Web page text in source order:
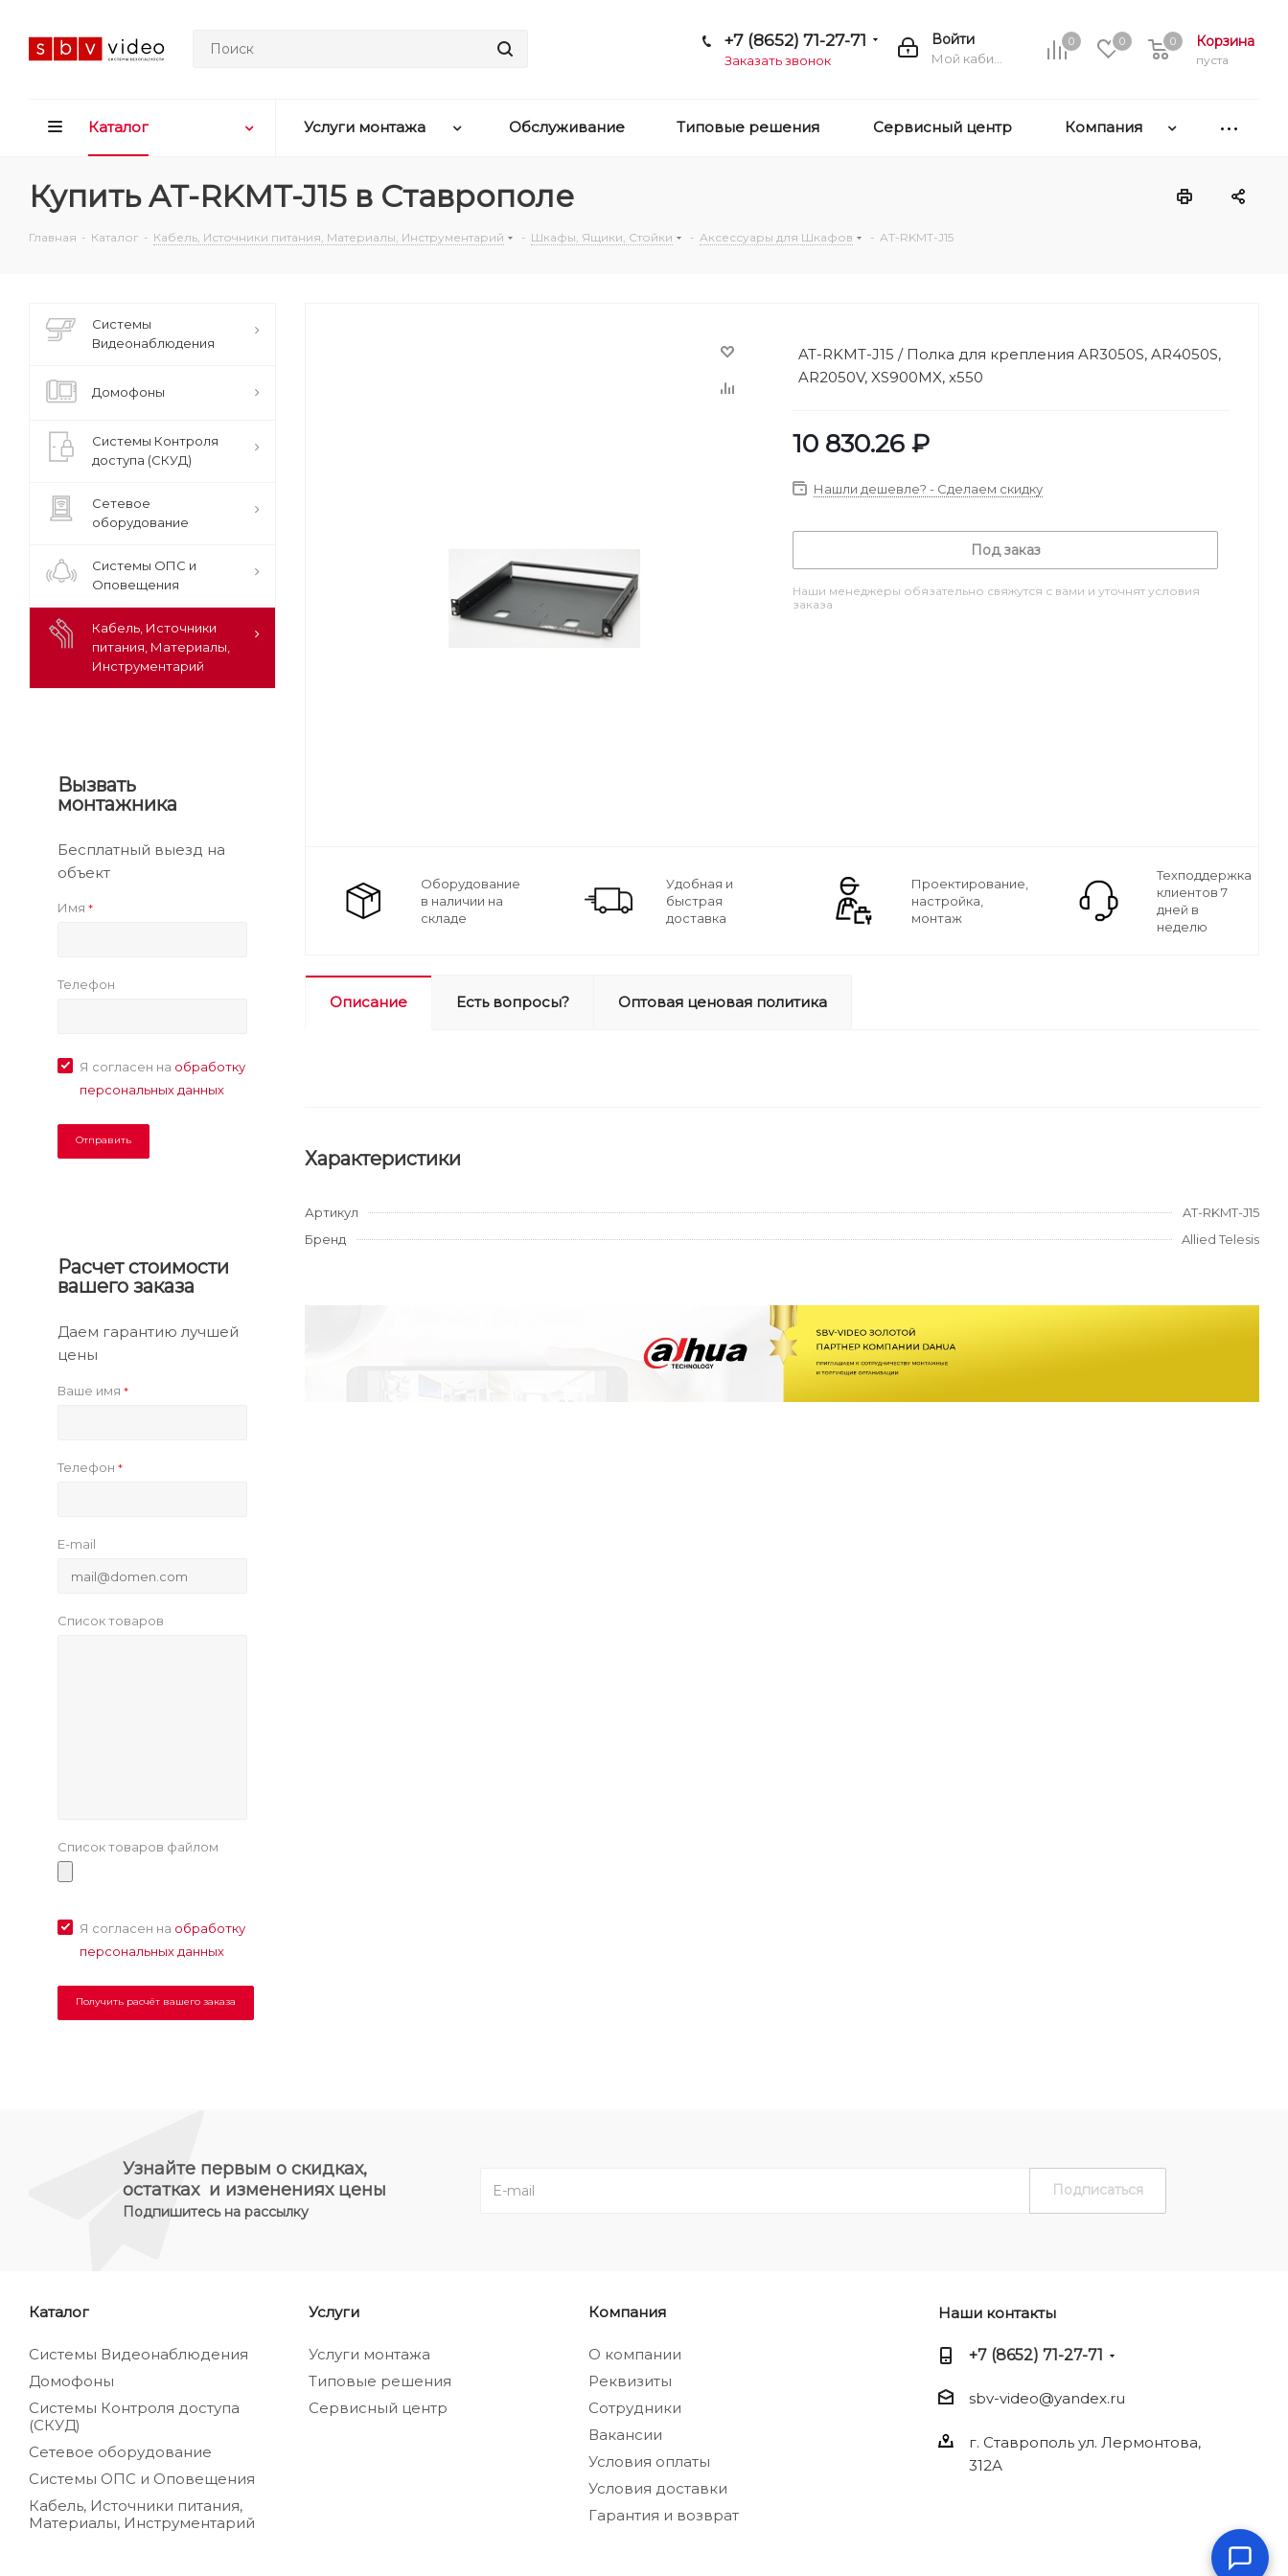
0 0 Корзина
пуста
0
Войти
+7 (8652) 71-27-71
Заказать звонок
Каталог Услуги монтажа Обслуживание Типовые решения Сервисный центр Компания
Купить AT-RKMT-J15 в Ставрополе
Главная - Каталог - Кабель, Источники питания, Материалы, Инструментарий - Шкафы, Ящики, Стойки - Аксессуары для Шкафов - AT-RKMT-J15
AT-RKMT-J15 / Полка для крепления AR3050S, AR4050S,
AR2050V, XS900MX, x550
10 830.26 ₽
Нашли дешевле? - Сделаем скидку
Под заказ
Наши менеджеры обязательно свяжутся с вами и уточнят условия
заказа
Оборудование
в наличии на
складе
Удобная и
быстрая
доставка
Проектирование,
настройка,
монтаж
Техподдержка
клиентов 7
дней в
неделю
Описание Есть вопросы? Оптовая ценовая политика
Характеристики
Артикул
AT-RKMT-J15
Бренд
Allied Telesis
Системы
Видеонаблюдения
Домофоны
Системы Контроля
доступа (СКУД)
Сетевое
оборудование
Системы ОПС и
Оповещения
Кабель, Источники
питания, Материалы,
Инструментарий
Вызвать
монтажника
Бесплатный выезд на
объект
Имя *
Телефон
Я согласен на обработку
персональных данных
Расчет стоимости
вашего заказа
Даем гарантию лучшей
цены
Ваше имя *
Телефон *
E-mail
Список товаров
Список товаров файлом
Я согласен на обработку
персональных данных
Узнайте первым о скидках,
остатках и изменениях цены
Подпишитесь на рассылку
Каталог
Системы Видеонаблюдения
Домофоны
Системы Контроля доступа
(СКУД)
Сетевое оборудование
Системы ОПС и Оповещения
Кабель, Источники питания,
Материалы, Инструментарий
Услуги
Услуги монтажа
Типовые решения
Сервисный центр
Компания
О компании
Реквизиты
Сотрудники
Вакансии
Условия оплаты
Условия доставки
Гарантия и возврат
Наши контакты
+7 (8652) 71-27-71
sbv-video@yandex.ru
г. Ставрополь ул. Лермонтова,
312А